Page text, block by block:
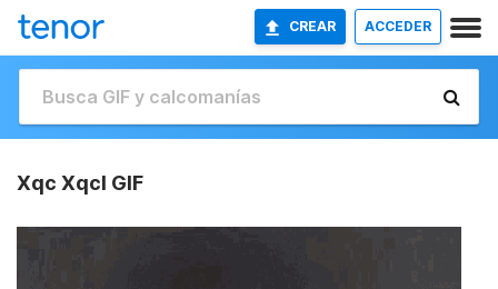
CREAR ACCEDER
Xqc Xqcl GIF